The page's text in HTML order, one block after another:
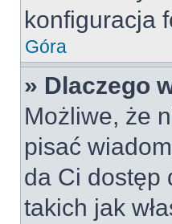
konfiguracja
Góra
» Dlaczego
Możliwe, że
pisać
da Ci dostęp
takich jak